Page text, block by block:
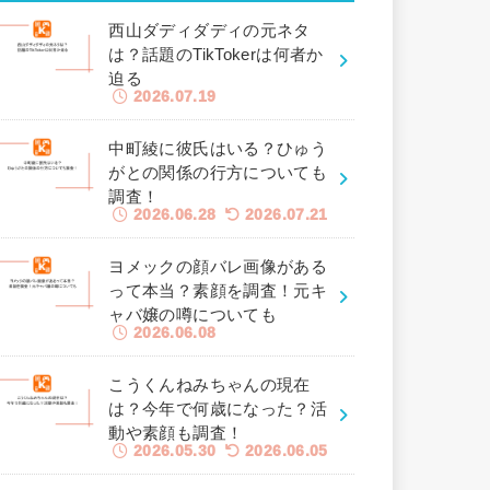
西山ダディダディの元ネタ
は？話題のTikTokerは何者か
迫る
2026.07.19
中町綾に彼氏はいる？ひゅう
がとの関係の行方についても
調査！
2026.06.28 2026.07.21
ヨメックの顔バレ画像がある
って本当？素顔を調査！元キ
ャバ嬢の噂についても
2026.06.08
こうくんねみちゃんの現在
は？今年で何歳になった？活
動や素顔も調査！
2026.05.30 2026.06.05